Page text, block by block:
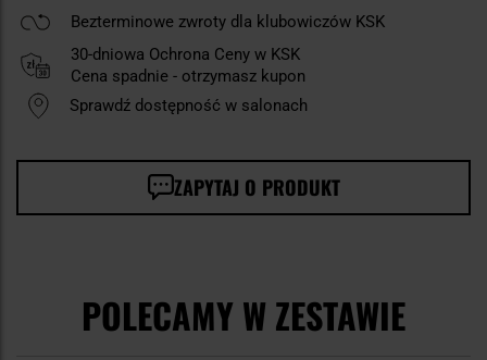
Bezterminowe zwroty dla klubowiczów KSK
30-dniowa Ochrona Ceny w KSK
Cena spadnie - otrzymasz kupon
Sprawdź dostępność w salonach
ZAPYTAJ O PRODUKT
POLECAMY W ZESTAWIE